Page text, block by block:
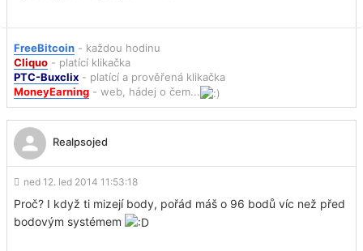
FreeBitcoin - každou hodinu
Cliquo - platící klikačka
PTC-Buxclix - platící a prověřená klikačka
MoneyEarning - web, hádej o čem...
Realpsojed
ned 12. led 2014 11:53:18
Proč? I když ti mizejí body, pořád máš o 96 bodů víc než před
bodovým systémem